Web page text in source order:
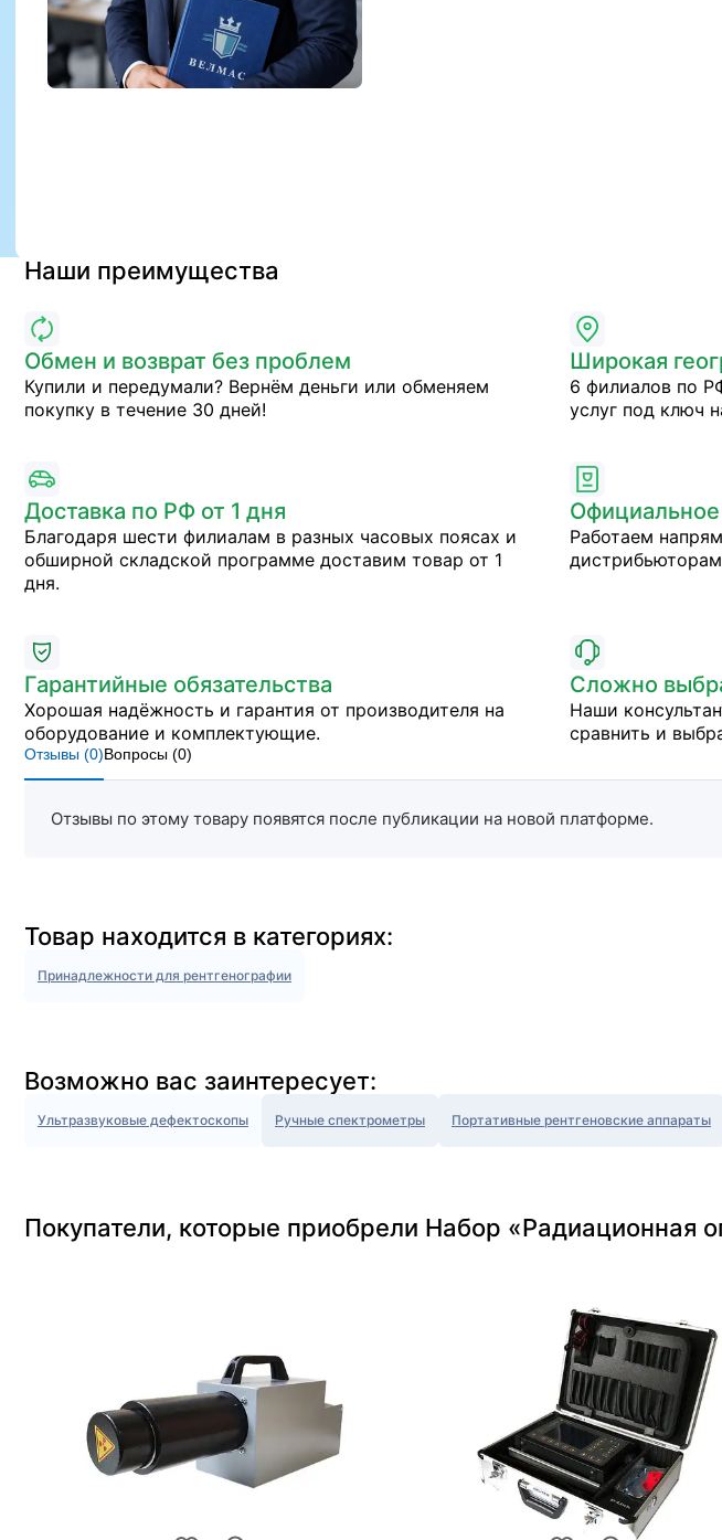
Наши преимущества
Обмен и возврат без проблем
Купили и передумали? Вернём деньги или обменяем
покупку в течение 30 дней!
Широкая
6 филиалов по
услуг под ключ
Доставка по РФ от 1 дня
Благодаря шести филиалам в разных часовых поясах и
обширной складской программе доставим товар от 1
дня.
Работаем
Гарантийные обязательства
Хорошая надёжность и гарантия от производителя на
оборудование и комплектующие.
Сложно
Наши
сравнить и
Отзывы (0)Вопросы (0)
Отзывы по этому товару появятся после публикации на новой платформе.
Товар находится в категориях:
Принадлежности для рентгенографии
Возможно вас заинтересует:
Ультразвуковые дефектоскопы Ручные спектрометры Портативные рентгеновские аппараты
Покупатели, которые приобрели Набор «Радиационная